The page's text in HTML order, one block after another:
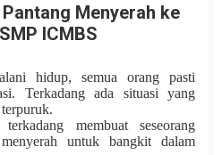
Menyerah ke
ICMBS
hidup, semua orang pasti
Terkadang ada situasi yang
membuat seseorang
untuk bangkit dalam